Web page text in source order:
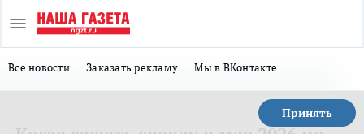
Все новости Заказать рекламу Мы в ВКонтакте
Принять